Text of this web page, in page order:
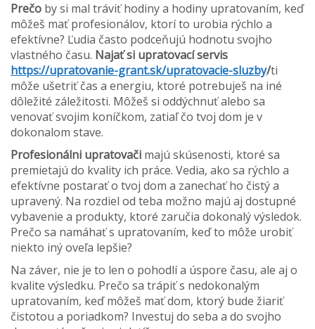
Prečo by si mal tráviť hodiny a hodiny upratovaním, keď
môžeš mať profesionálov, ktorí to urobia rýchlo a
efektívne? Ľudia často podceňujú hodnotu svojho
vlastného času. Najať si upratovací servis
https://upratovanie-grant.sk/upratovacie-sluzby/ti
môže ušetriť čas a energiu, ktoré potrebuješ na iné
dôležité záležitosti. Môžeš si oddýchnuť alebo sa
venovať svojim koníčkom, zatiaľ čo tvoj dom je v
dokonalom stave.
Profesionálni upratovači majú skúsenosti, ktoré sa
premietajú do kvality ich práce. Vedia, ako sa rýchlo a
efektívne postarať o tvoj dom a zanechať ho čistý a
upravený. Na rozdiel od teba možno majú aj dostupné
vybavenie a produkty, ktoré zaručia dokonalý výsledok.
Prečo sa namáhať s upratovaním, keď to môže urobiť
niekto iný oveľa lepšie?
Na záver, nie je to len o pohodlí a úspore času, ale aj o
kvalite výsledku. Prečo sa trápiť s nedokonalým
upratovaním, keď môžeš mať dom, ktorý bude žiariť
čistotou a poriadkom? Investuj do seba a do svojho